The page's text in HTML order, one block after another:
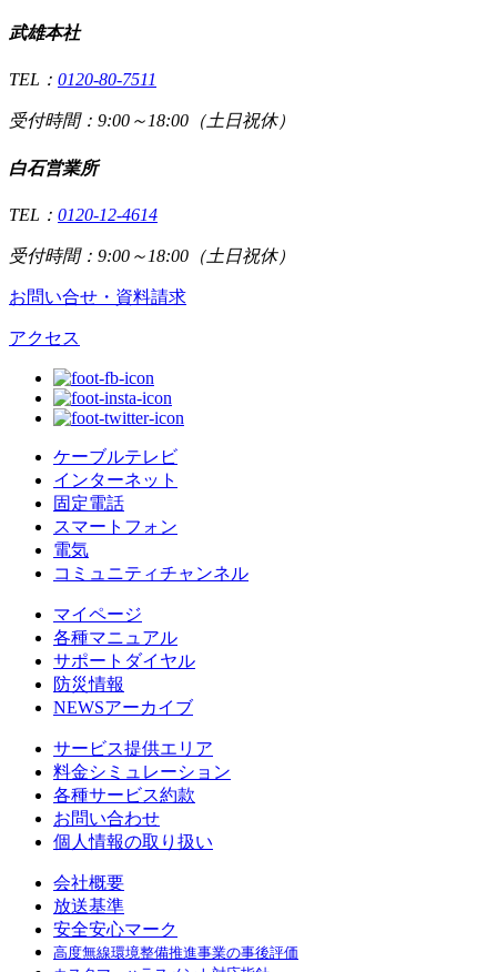
武雄本社
TEL： 0120-80-7511
受付時間：9:00～18:00（土日祝休）
白石営業所
TEL： 0120-12-4614
受付時間：9:00～18:00（土日祝休）
お問い合せ・資料請求
アクセス
ケーブルテレビ
インターネット
固定電話
スマートフォン
電気
コミュニティチャンネル
マイページ
各種マニュアル
サポートダイヤル
防災情報
NEWSアーカイブ
サービス提供エリア
料金シミュレーション
各種サービス約款
お問い合わせ
個人情報の取り扱い
会社概要
放送基準
安全安心マーク
高度無線環境整備推進事業の事後評価